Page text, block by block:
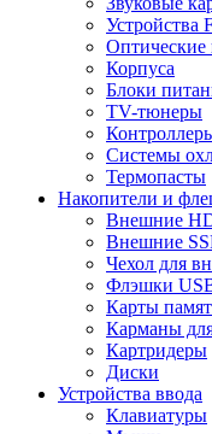
Устройства
Корпуса
Блоки
TV-тюнеры
Системы
Термопасты
Накопители и
Внешние
Внешние
Чехол для
Флэшки
Карты
Карманы
Картридеры
Диски
Устройства ввода
Клавиатуры